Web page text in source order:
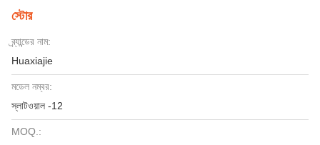
স্টোর
ব্র্যান্ডের নাম:
Huaxiajie
মডেল নম্বর:
স্লাটওয়াল -12
MOQ.: